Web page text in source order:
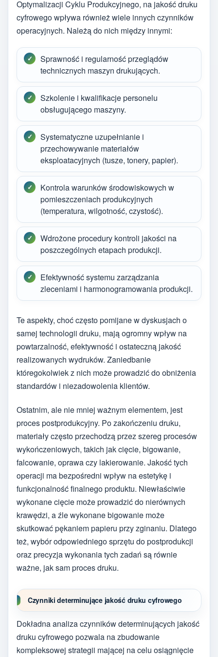
Optymalizacji Cyklu Produkcyjnego, na jakość druku
cyfrowego wpływa również wiele innych czynników
operacyjnych. Należą do nich między innymi:
Sprawność i regularność przeglądów
technicznych maszyn drukujących.
Szkolenie i kwalifikacje personelu
obsługującego maszyny.
Systematyczne uzupełnianie i
przechowywanie materiałów
eksploatacyjnych (tusze, tonery, papier).
Kontrola warunków środowiskowych w
pomieszczeniach produkcyjnych
(temperatura, wilgotność, czystość).
Wdrożone procedury kontroli jakości na
poszczególnych etapach produkcji.
Efektywność systemu zarządzania
zleceniami i harmonogramowania produkcji.
Te aspekty, choć często pomijane w dyskusjach o
samej technologii druku, mają ogromny wpływ na
powtarzalność, efektywność i ostateczną jakość
realizowanych wydruków. Zaniedbanie
któregokolwiek z nich może prowadzić do obniżenia
standardów i niezadowolenia klientów.
Ostatnim, ale nie mniej ważnym elementem, jest
proces postprodukcyjny. Po zakończeniu druku,
materiały często przechodzą przez szereg procesów
wykończeniowych, takich jak cięcie, bigowanie,
falcowanie, oprawa czy lakierowanie. Jakość tych
operacji ma bezpośredni wpływ na estetykę i
funkcjonalność finalnego produktu. Niewłaściwie
wykonane cięcie może prowadzić do nierównych
krawędzi, a źle wykonane bigowanie może
skutkować pękaniem papieru przy zginaniu. Dlatego
też, wybór odpowiedniego sprzętu do postprodukcji
oraz precyzja wykonania tych zadań są równie
ważne, jak sam proces druku.
Czynniki determinujące jakość druku cyfrowego
Dokładna analiza czynników determinujących jakość
druku cyfrowego pozwala na zbudowanie
kompleksowej strategii mającej na celu osiągnięcie